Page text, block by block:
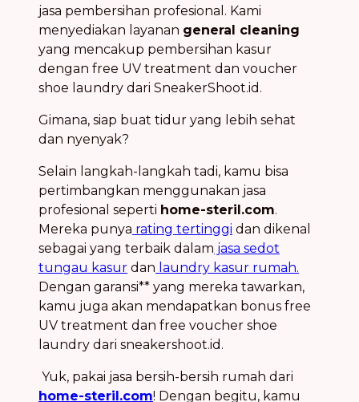
jasa pembersihan profesional. Kami
menyediakan layanan general cleaning
yang mencakup pembersihan kasur
dengan free UV treatment dan voucher
shoe laundry dari SneakerShoot.id.
Gimana, siap buat tidur yang lebih sehat
dan nyenyak?
Selain langkah-langkah tadi, kamu bisa
pertimbangkan menggunakan jasa
profesional seperti home-steril.com.
Mereka punya rating tertinggi dan dikenal
sebagai yang terbaik dalam jasa sedot
tungau kasur dan laundry kasur rumah.
Dengan garansi** yang mereka tawarkan,
kamu juga akan mendapatkan bonus free
UV treatment dan free voucher shoe
laundry dari sneakershoot.id.
Yuk, pakai jasa bersih-bersih rumah dari
home-steril.com! Dengan begitu, kamu